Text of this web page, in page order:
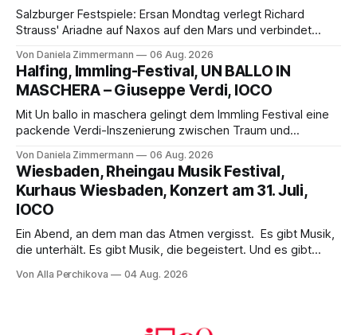
Salzburger Festspiele: Ersan Mondtag verlegt Richard
Strauss' Ariadne auf Naxos auf den Mars und verbindet
Aufführung mit starken Solisten und den Wiener
Philharmonikern, szenisch bleibt der zweite Akt jedoch
hinter den Erwartungen zurück.
Von Daniela Zimmermann 06 Aug. 2026
Halfing, Immling-Festival, UN BALLO IN
MASCHERA – Giuseppe Verdi, IOCO
Mit Un ballo in maschera gelingt dem Immling Festival eine
packende Verdi-Inszenierung zwischen Traum und
psychologische Tiefe mit starken Bildern, getragen von
einem spielfreudigen Ensemble und einer musikalisch
überzeugenden Gesamtleistung.
Von Daniela Zimmermann 06 Aug. 2026
Wiesbaden, Rheingau Musik Festival,
Kurhaus Wiesbaden, Konzert am 31. Juli,
IOCO
Ein Abend, an dem man das Atmen vergisst. Es gibt Musik,
die unterhält. Es gibt Musik, die begeistert. Und es gibt
Genau so war der Abend im Kurhaus Wiesbaden, an dem
Von Alla Perchikova 04 Aug. 2026